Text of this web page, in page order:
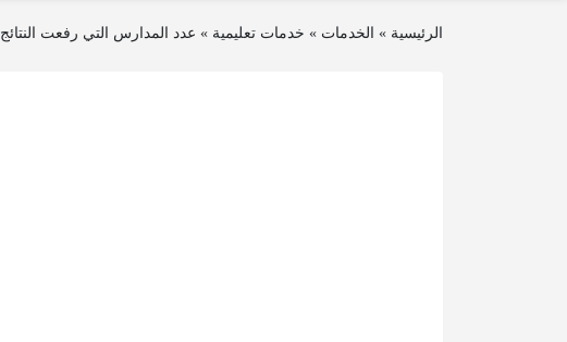
الرئيسية » الخدمات » خدمات تعليمية » عدد المدارس التي رفعت النتائج